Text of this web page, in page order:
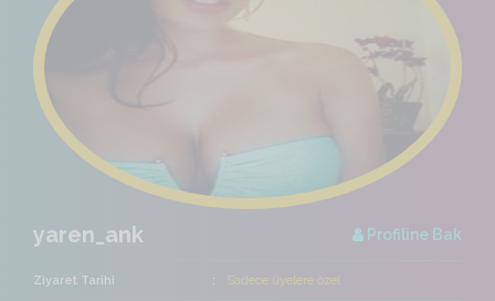
yaren_ank Profiline Bak
Ziyaret Tarihi Sadece üyelere özel